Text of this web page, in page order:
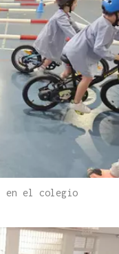
en el colegio